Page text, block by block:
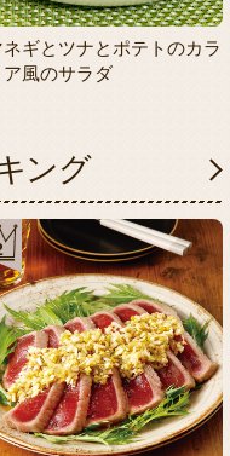
ネギとツナとポテトのカラ
ア風のサラダ
ング